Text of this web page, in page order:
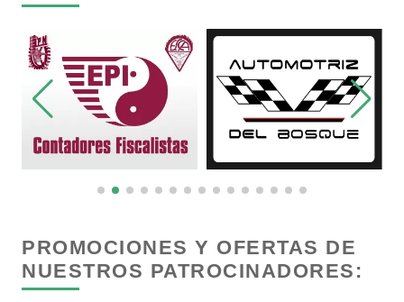
Carpinterías
Centros Comerciales
Centros de Nutrición
PROMOCIONES Y OFERTAS DE
NUESTROS PATROCINADORES: